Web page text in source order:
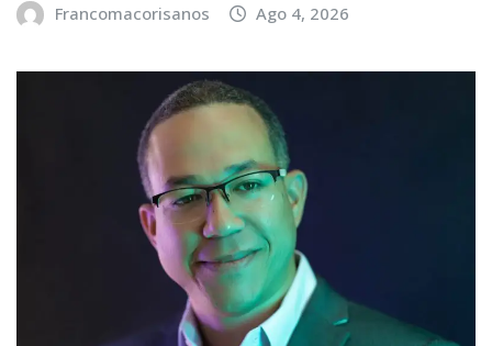
Francomacorisanos Ago 4, 2026